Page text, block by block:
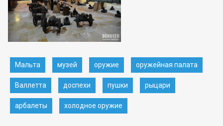
Мальта музей оружие оружейная палата
Валлетта доспехи пушки рыцари
арбалеты холодное оружие